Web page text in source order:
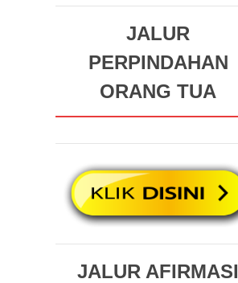
JALUR
PERPINDAHAN
ORANG TUA
JALUR AFIRMASI